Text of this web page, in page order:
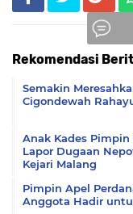
Rekomendasi
Semakin
Cigondewah
Anak Kades Pimpin
Lapor Dugaan
Kejari Malang
Pimpin Apel
Anggota Hadir